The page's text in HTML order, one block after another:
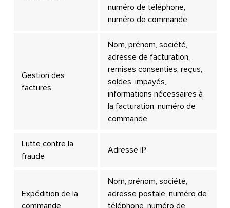
numéro de téléphone,
numéro de commande
Gestion des
factures
Nom, prénom, société,
adresse de facturation,
remises consenties, reçus,
soldes, impayés,
informations nécessaires à
la facturation, numéro de
commande
Lutte contre la
fraude
Adresse IP
Expédition de la
commande
Nom, prénom, société,
adresse postale, numéro de
téléphone, numéro de